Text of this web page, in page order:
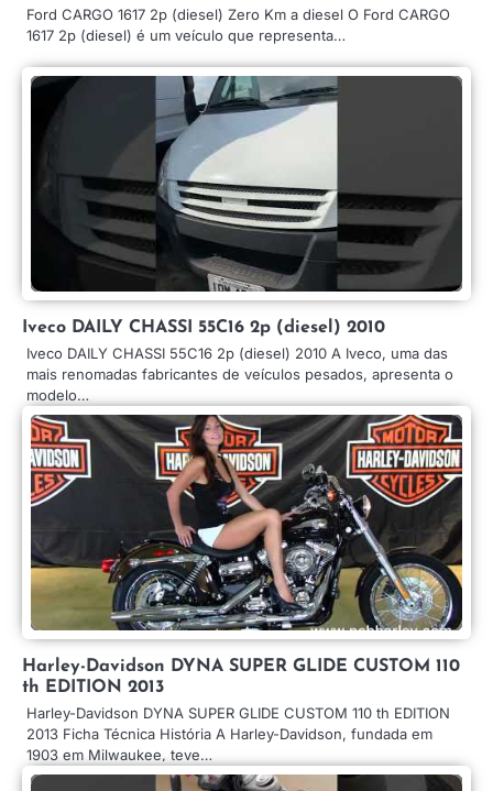
Ford CARGO 1617 2p (diesel) Zero Km a diesel O Ford CARGO
1617 2p (diesel) é um veículo que representa…
Iveco DAILY CHASSI 55C16 2p (diesel) 2010
Iveco DAILY CHASSI 55C16 2p (diesel) 2010 A Iveco, uma das
mais renomadas fabricantes de veículos pesados, apresenta o
modelo…
Harley-Davidson DYNA SUPER GLIDE CUSTOM 110
th EDITION 2013
Harley-Davidson DYNA SUPER GLIDE CUSTOM 110 th EDITION
2013 Ficha Técnica História A Harley-Davidson, fundada em
1903 em Milwaukee, teve…